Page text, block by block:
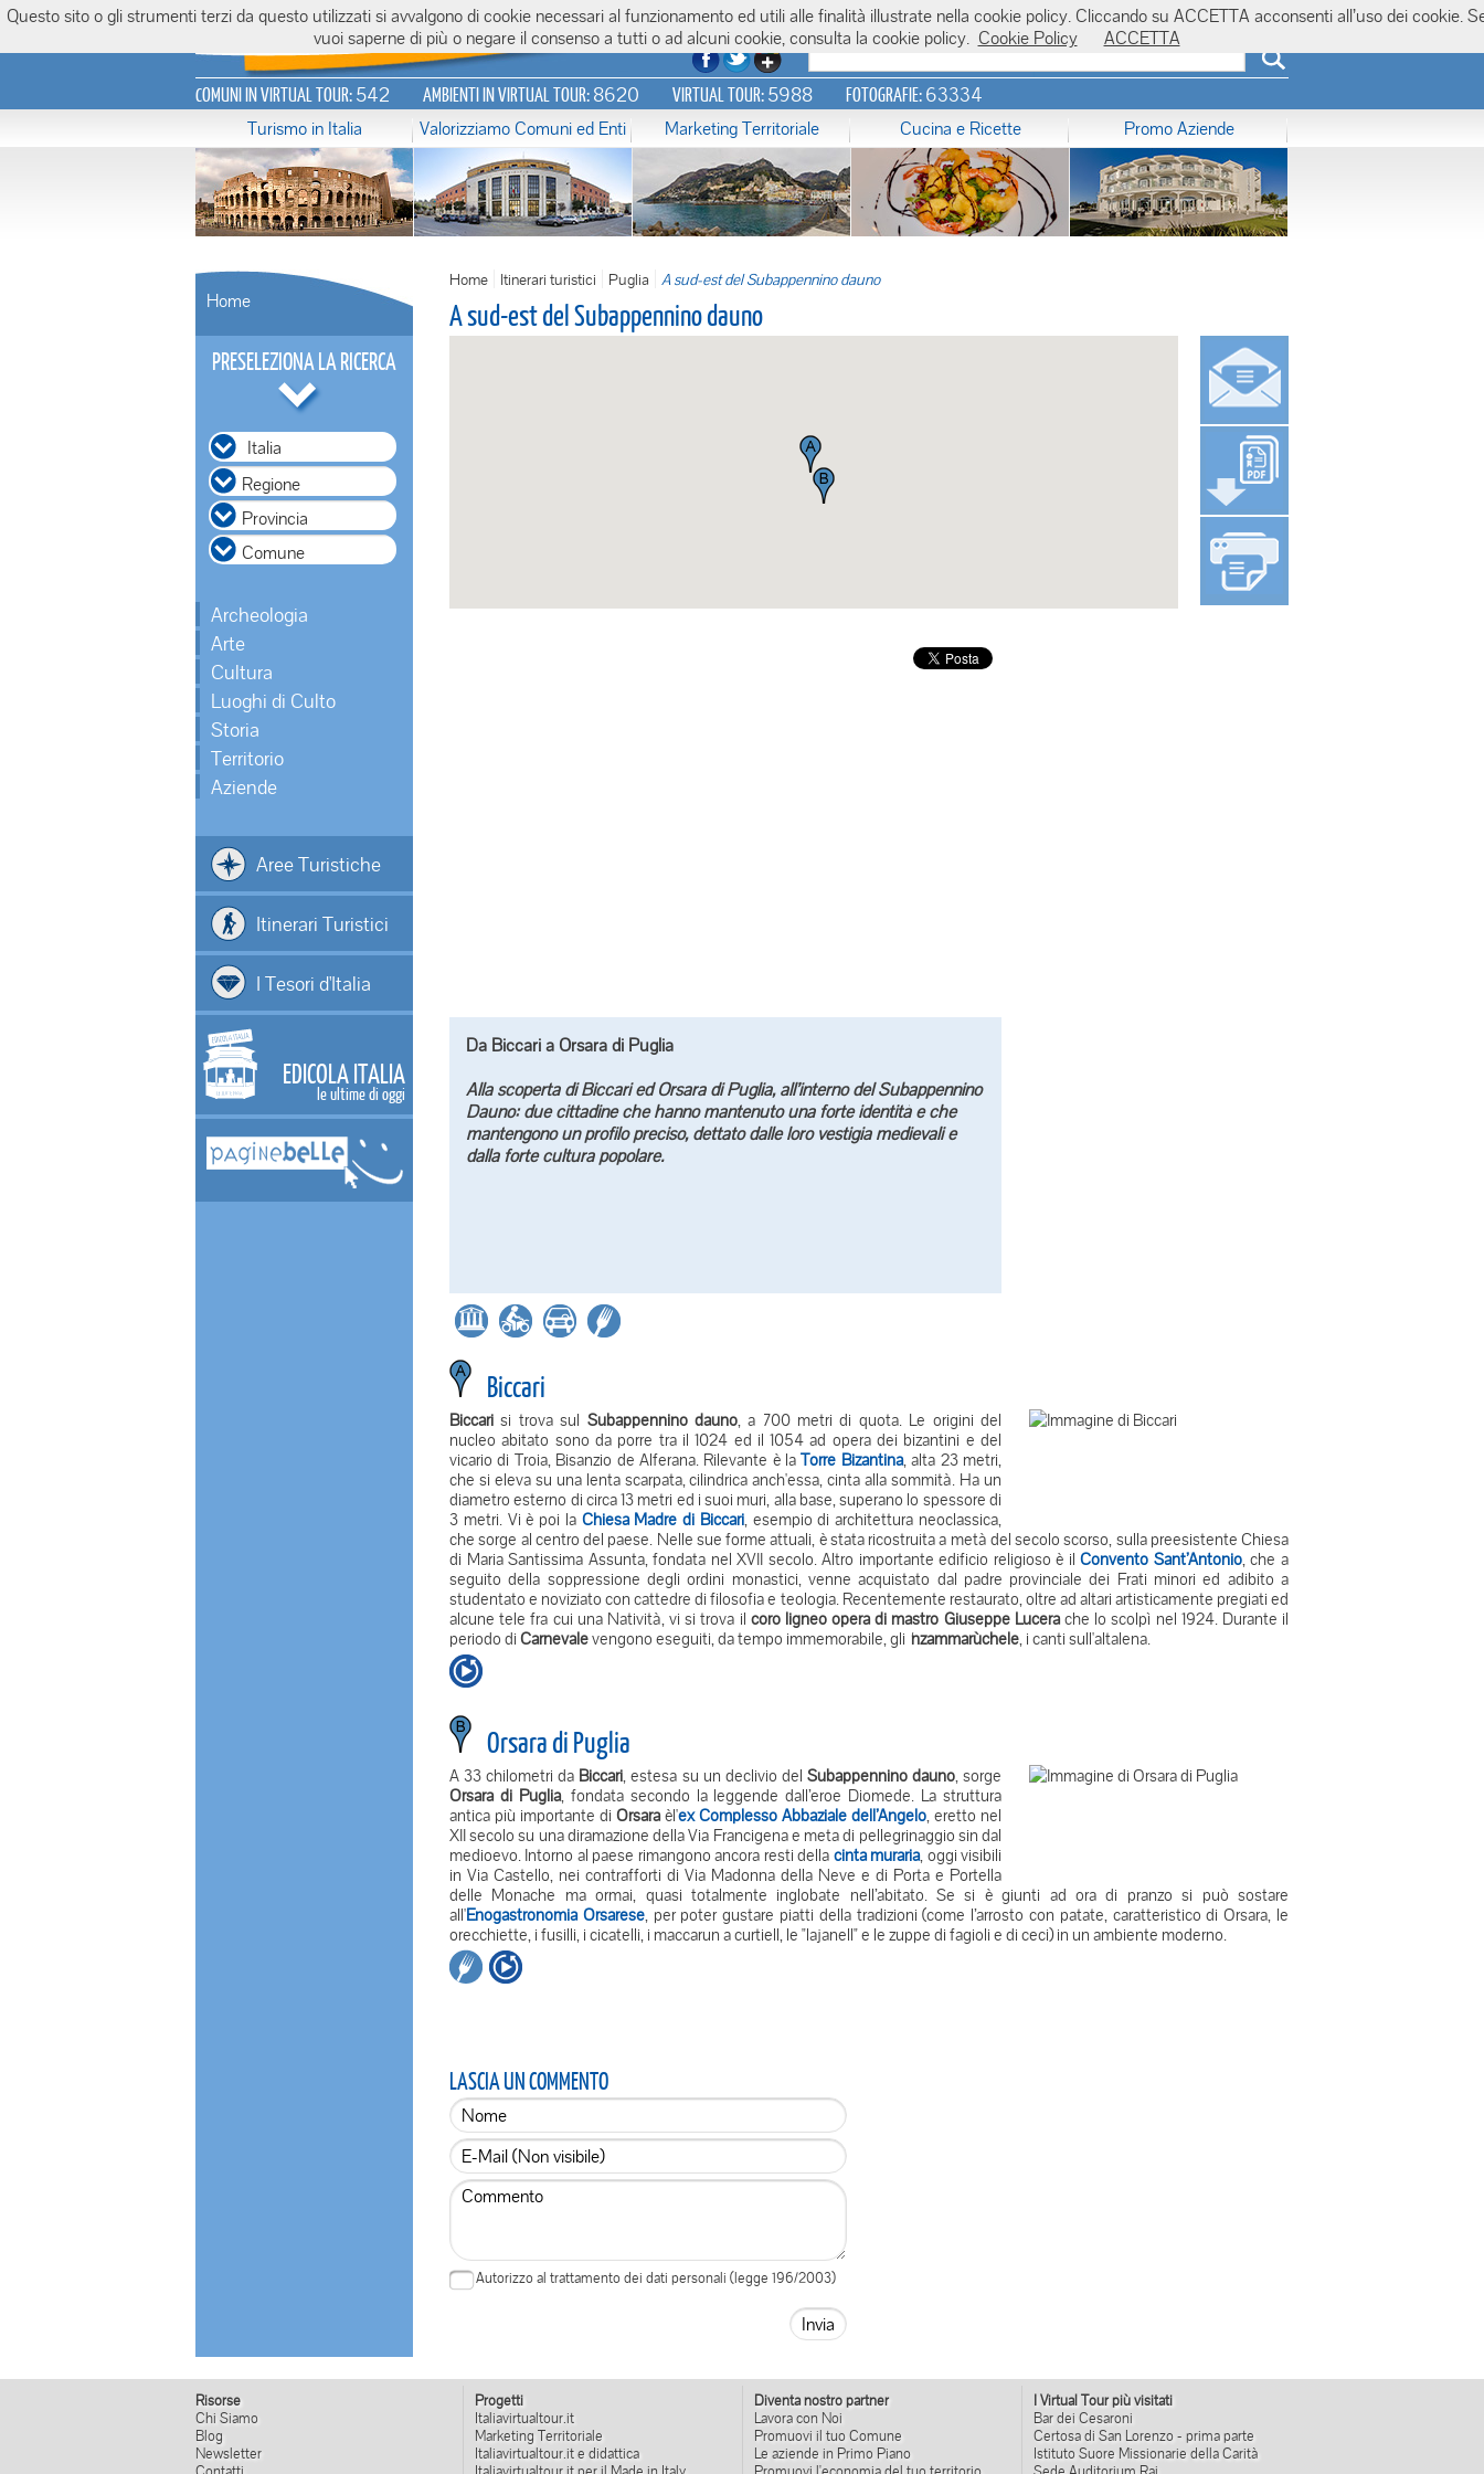
Italiavirtualtour.it
COMUNI IN VIRTUAL TOUR:542 AMBIENTI IN VIRTUAL TOUR:8620 VIRTUAL TOUR:5988 FOTOGRAFIE:63334
Turismo in Italia Valorizziamo Comuni ed Enti Marketing Territoriale Cucina e Ricette Promo Aziende
Home
PRESELEZIONA LA RICERCA
Italia
Archeologia
Arte
Cultura
Luoghi di Culto
Storia
Territorio
Aziende
Aree Turistiche
Itinerari Turistici
I Tesori d'Italia
EDICOLA ITALIA
le ultime di oggi
Home Itinerari turistici Puglia A sud-est del Subappennino dauno
A sud-est del Subappennino dauno
Da Biccari a Orsara di Puglia
Alla scoperta di Biccari ed Orsara di Puglia, all’interno del Subappennino
Dauno: due cittadine che hanno mantenuto una forte identità e che
mantengono un profilo preciso, dettato dalle loro vestigia medievali e
dalla forte cultura popolare.
Biccari
Biccarisi trova sul Subappennino dauno, a 700 metri di quota. Le origini del
nucleo abitato sono da porre tra il 1024 ed il 1054 ad opera dei bizantini e del
vicario di Troia, Bisanzio de Alferana. Rilevante è laTorre Bizantina, alta 23 metri,
che si eleva su una lenta scarpata, cilindrica anch'essa, cinta alla sommità. Ha un
diametro esterno di circa 13 metri ed i suoi muri, alla base, superano lo spessore di
3 metri. Vi è poi la Chiesa Madre di Biccari, esempio di architettura neoclassica,
che sorge al centro del paese. Nelle sue forme attuali, è stata ricostruita a metà del secolo scorso, sulla preesistente Chiesa
di Maria Santissima Assunta, fondata nel XVII secolo. Altro importante edificio religioso è ilConvento Sant’Antonio, che a
seguito della soppressione degli ordini monastici, venne acquistato dal padre provinciale dei Frati minori ed adibito a
studentato e noviziato con cattedre di filosofia e teologia. Recentemente restaurato, oltre ad altari artisticamente pregiati ed
alcune tele fra cui una Natività, vi si trova il coro ligneo opera di mastro Giuseppe Lucerache lo scolpì nel 1924. Durante il
periodo di Carnevalevengono eseguiti, da tempo immemorabile, gli nzammarùchele , i canti sull'altalena.
Orsara di Puglia
A 33 chilometri da Biccari , estesa su un declivio del Subappennino dauno, sorge
Orsara di Puglia, fondata secondo la leggende dall’eroe Diomede. La struttura
antica più importante di Orsaraèl'ex Complesso Abbaziale dell’Angelo , eretto nel
XII secolo su una diramazione della Via Francigena e meta di pellegrinaggio sin dal
medioevo. Intorno al paese rimangono ancora resti della cinta muraria, oggi visibili
in Via Castello, nei contrafforti di Via Madonna della Neve e di Porta e Portella
delle Monache ma ormai, quasi totalmente inglobate nell’abitato. Se si è giunti ad ora di pranzo si può sostare
all'Enogastronomia Orsarese, per poter gustare piatti della tradizioni (come l’arrosto con patate, caratteristico di Orsara, le
orecchiette, i fusilli, i cicatelli, i maccarun a curtiell, le "lajanell" e le zuppe di fagioli e di ceci) in un ambiente moderno.
LASCIA UN COMMENTO
Autorizzo al trattamento dei dati personali (legge 196/2003)
Risorse
Chi Siamo
Blog
Newsletter
Progetti
Italiavirtualtour.it
Marketing Territoriale
Italiavirtualtour.it e didattica
Diventa nostro partner
Lavora con Noi
Promuovi il tuo Comune
Le aziende in Primo Piano
I Virtual Tour più visitati
Bar dei Cesaroni
Certosa di San Lorenzo - prima parte
Istituto Suore Missionarie della Carità
Questo sito o gli strumenti terzi da questo utilizzati si avvalgono di cookie necessari al funzionamento ed utili alle finalità illustrate nella cookie policy. Cliccando su ACCETTA acconsenti all’uso dei cookie.
vuoi saperne di più o negare il consenso a tutti o ad alcuni cookie, consulta la cookie policy. Cookie Policy ACCETTA